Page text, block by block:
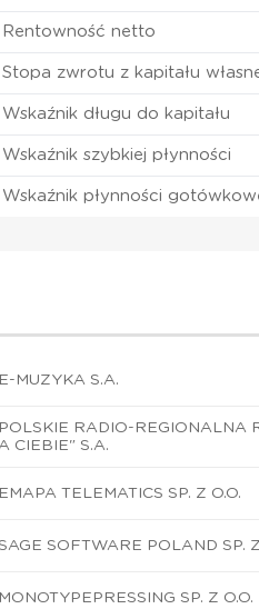
Rentowność netto
Stopa zwrotu z kapitału
Wskaźnik długu do kapitału
Wskaźnik szybkiej płynności
Wskaźnik płynności
E-MUZYKA S.A.
POLSKIE RADIO-REGIONALNA
A CIEBIE" S.A.
EMAPA TELEMATICS SP. Z O.O.
SAGE SOFTWARE POLAND SP. Z
MONOTYPEPRESSING SP. Z O.O.